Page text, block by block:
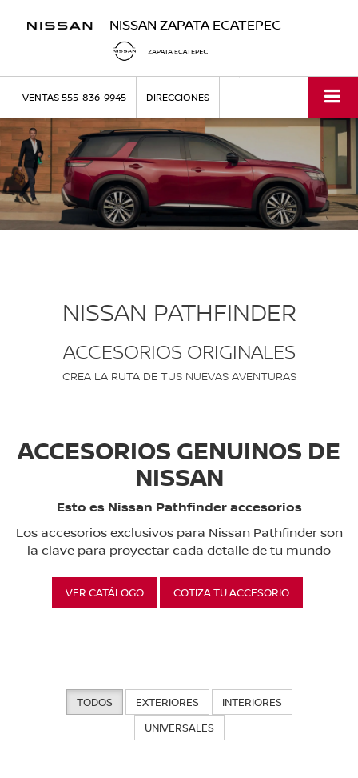
NISSAN ZAPATA ECATEPEC
VENTAS555-836-9945 DIRECCIONES
NISSAN PATHFINDER
ACCESORIOS ORIGINALES
CREA LA RUTA DE TUS NUEVAS AVENTURAS
ACCESORIOS GENUINOS DE
NISSAN
Esto es Nissan Pathfinder accesorios
Los accesorios exclusivos para Nissan Pathfinder son
la clave para proyectar cada detalle de tu mundo
VER CATÁLOGO COTIZA TU ACCESORIO
TODOS EXTERIORES
INTERIORES
UNIVERSALES